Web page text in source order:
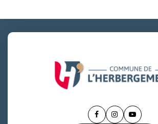
Lien Lien Lien